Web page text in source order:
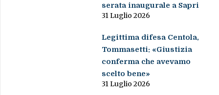
serata inaugurale a Sapri
31 Luglio 2026
Legittima difesa Centola,
Tommasetti: «Giustizia
conferma che avevamo
scelto bene»
31 Luglio 2026